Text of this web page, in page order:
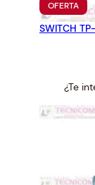
OFERTA
EN
SWITCH
¿Te